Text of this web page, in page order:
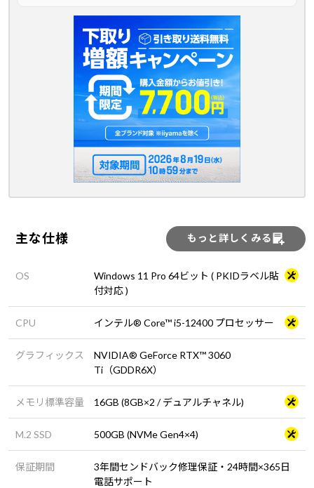
主な仕様 もっと詳しくみる
OS
Windows 11 Pro 64ビット ( PKIDラベル貼
付対応 )
CPU インテル® Core™ i5-12400 プロセッサー
グラフィックス
NVIDIA® GeForce RTX™ 3060
Ti（GDDR6X）
メモリ標準容量 16GB (8GB×2 / デュアルチャネル)
M.2 SSD 500GB (NVMe Gen4×4)
保証期間
3年間センドバック修理保証・24時間×365日
電話サポート